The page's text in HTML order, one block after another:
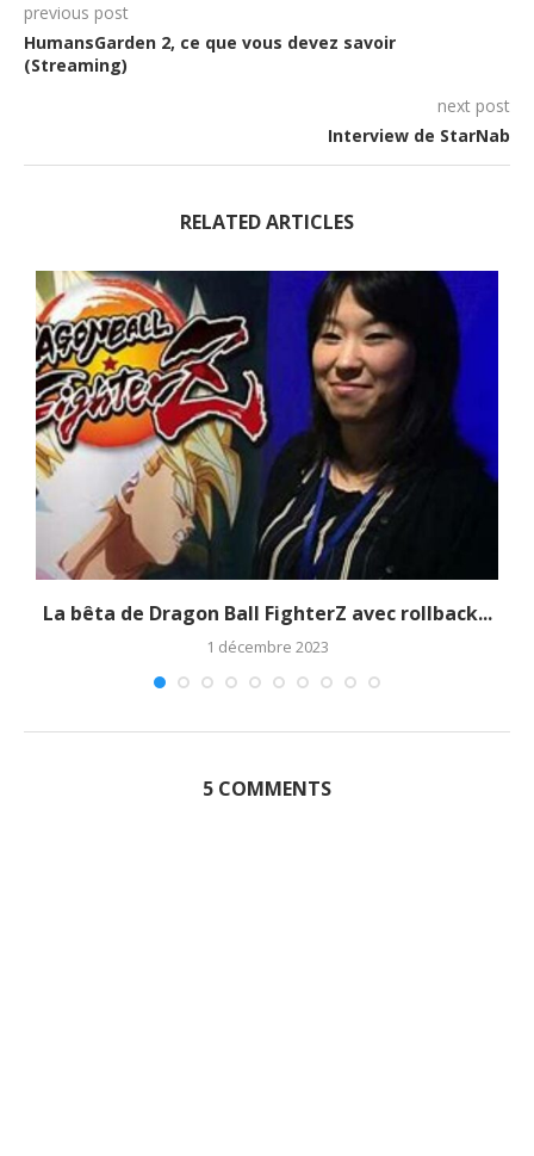
previous post
HumansGarden 2, ce que vous devez savoir
(Streaming)
next post
Interview de StarNab
RELATED ARTICLES
La bêta de Dragon Ball FighterZ avec rollback...
1 décembre 2023
5 COMMENTS